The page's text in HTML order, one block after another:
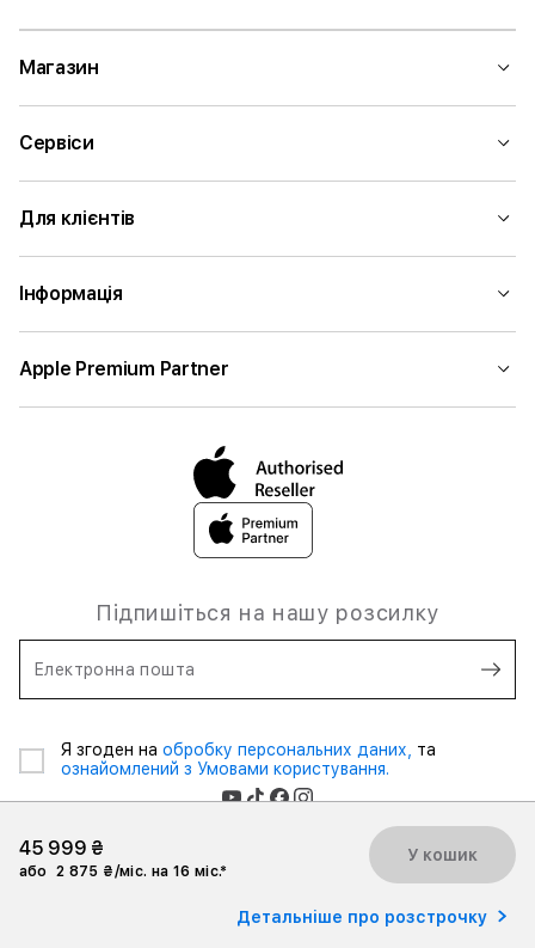
45 999 ₴
або 2 875 ₴/міс. на 16 міс.*
У кошик
Детальніше про розстрочку
Магазин
Сервіси
Для клієнтів
Інформація
Apple Premium Partner
Підпишіться на нашу розсилку
Електронна пошта
Я згоден на обробку персональних даних, та
ознайомлений з Умовами користування.
2026 iSpace Ukraine. Всі права захищені.